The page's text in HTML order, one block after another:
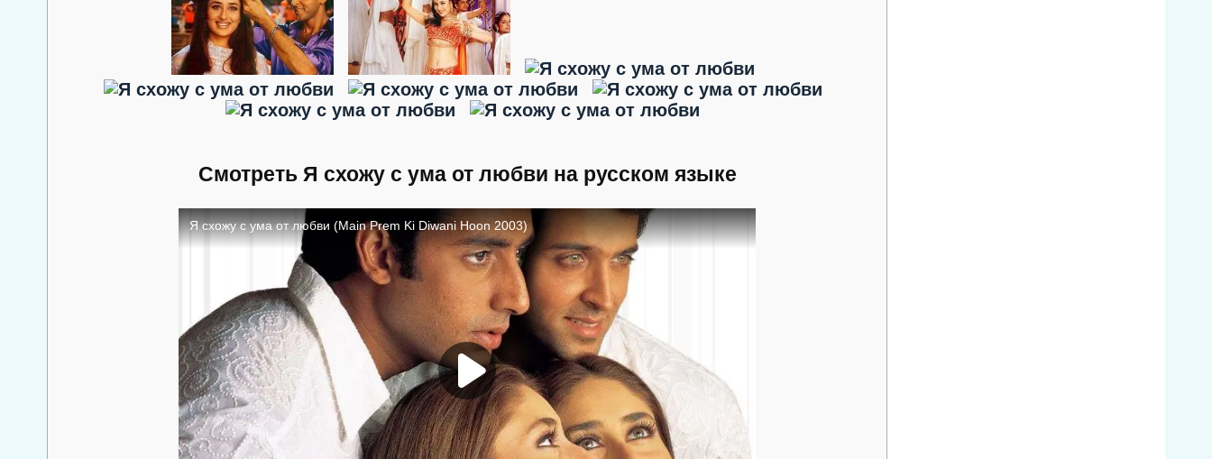
Смотреть Я схожу с ума от любви на русском языке